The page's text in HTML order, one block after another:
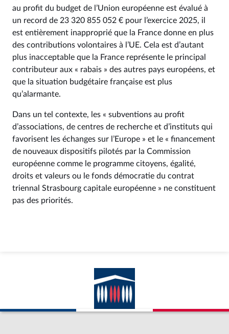
au profit du budget de l’Union européenne est évalué à
un record de 23 320 855 052 € pour l’exercice 2025, il
est entièrement inapproprié que la France donne en plus
des contributions volontaires à l’UE. Cela est d’autant
plus inacceptable que la France représente le principal
contributeur aux « rabais » des autres pays européens, et
que la situation budgétaire française est plus
qu’alarmante.
Dans un tel contexte, les « subventions au profit
d’associations, de centres de recherche et d’instituts qui
favorisent les échanges sur l’Europe » et le « financement
de nouveaux dispositifs pilotés par la Commission
européenne comme le programme citoyens, égalité,
droits et valeurs ou le fonds démocratie du contrat
triennal Strasbourg capitale européenne » ne constituent
pas des priorités.